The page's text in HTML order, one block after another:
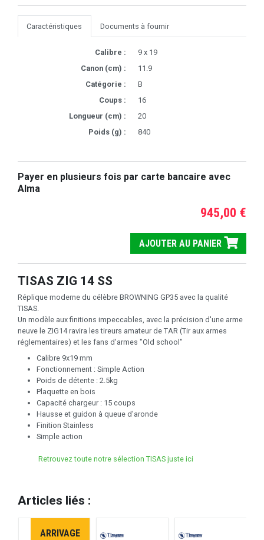
Caractéristiques Documents à fournir
Calibre :
9 x 19
Canon (cm) :
11.9
Catégorie :
B
Coups :
16
Longueur (cm) :
20
Poids (g) :
840
Payer en plusieurs fois par carte bancaire avec
Alma
945,00 €
AJOUTER AU PANIER
TISAS ZIG 14 SS
Réplique moderne du célèbre BROWNING GP35 avec la qualité
TISAS.
Un modèle aux finitions impeccables, avec la précision d'une arme
neuve le ZIG14 ravira les tireurs amateur de TAR (Tir aux armes
réglementaires) et les fans d'armes "Old school"
Calibre 9x19 mm
Fonctionnement : Simple Action
Poids de détente : 2.5kg
Plaquette en bois
Capacité chargeur : 15 coups
Hausse et guidon à queue d'aronde
Finition Stainless
Simple action
Retrouvez toute notre sélection TISAS juste ici
Articles liés :
ARRIVAGE